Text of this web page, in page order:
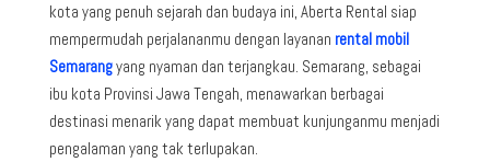
kota yang penuh sejarah dan budaya ini, Aberta Rental siap
mempermudah perjalananmu dengan layanan rental mobil
Semarangyang nyaman dan terjangkau. Semarang, sebagai
ibu kota Provinsi Jawa Tengah, menawarkan berbagai
destinasi menarik yang dapat membuat kunjunganmu menjadi
pengalaman yang tak terlupakan.